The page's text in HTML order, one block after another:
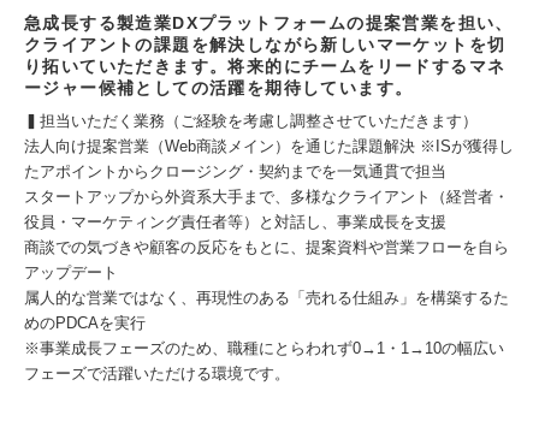
急成長する製造業DXプラットフォームの提案営業を担い、
クライアントの課題を解決しながら新しいマーケットを切
り拓いていただきます。将来的にチームをリードするマネ
ージャー候補としての活躍を期待しています。
▍担当いただく業務（ご経験を考慮し調整させていただきます）
法人向け提案営業（Web商談メイン）を通じた課題解決 ※ISが獲得し
たアポイントからクロージング・契約までを一気通貫で担当
スタートアップから外資系大手まで、多様なクライアント（経営者・
役員・マーケティング責任者等）と対話し、事業成長を支援
商談での気づきや顧客の反応をもとに、提案資料や営業フローを自ら
アップデート
属人的な営業ではなく、再現性のある「売れる仕組み」を構築するた
めのPDCAを実行
※事業成長フェーズのため、職種にとらわれず0→1・1→10の幅広い
フェーズで活躍いただける環境です。